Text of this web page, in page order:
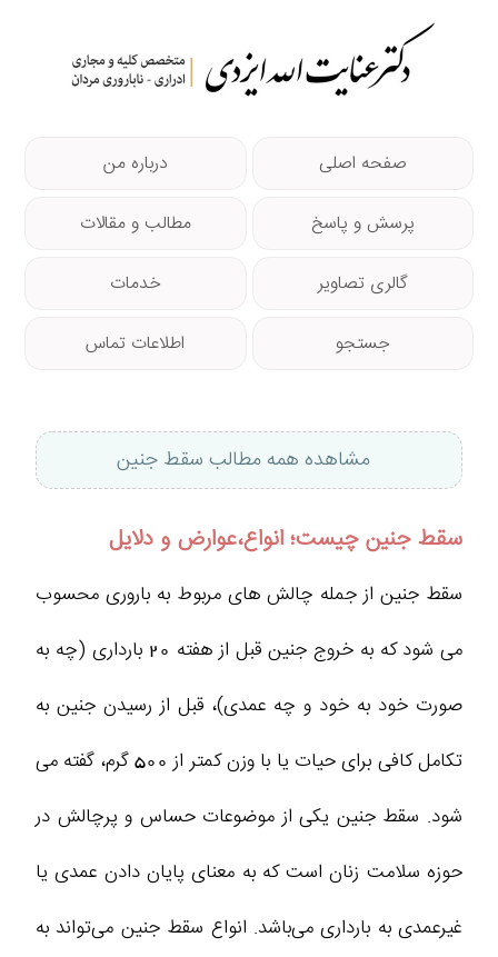
صفحه اصلی درباره من
پرسش و پاسخ مطالب و مقالات
گالری تصاویر خدمات
جستجو اطلاعات تماس
مشاهده همه مطالب سقط جنین
سقط جنین چیست؛ انواع،عوارض و دلایل
سقط جنین از جمله چالش های مربوط به باروری محسوب
می شود که به خروج جنین قبل از هفته 20 بارداری (چه به
صورت خود به خود و چه عمدی)، قبل از رسیدن جنین به
تکامل کافی برای حیات یا با وزن کمتر از 500 گرم، گفته می
شود. سقط جنین یکی از موضوعات حساس و پرچالش در
حوزه سلامت زنان است که به معنای پایان دادن عمدی یا
غیرعمدی به بارداری می‌باشد. انواع سقط جنین می‌تواند به